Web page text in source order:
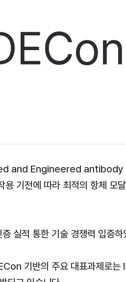
Engineered antibody
기전에 따라 최적의 항체 모
실적 통한 기술 경쟁력 입증
기반의 주요 대표과제로